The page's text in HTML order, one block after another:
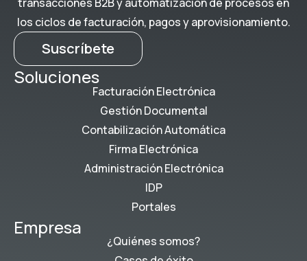
los ciclos de facturación, pagos y aprovisionamiento.
Suscríbete
Soluciones
Facturación Electrónica
Gestión Documental
Contabilización Automática
Firma Electrónica
Administración Electrónica
IDP
Portales
Empresa
¿Quiénes somos?